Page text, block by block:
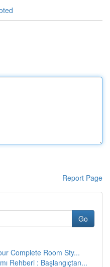
Report Page
Go
Complete Room Sty...
Rehberi : Başlangıçtan...